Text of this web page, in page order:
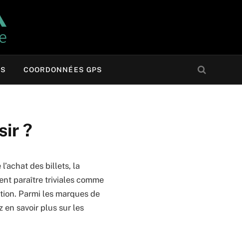
COORDONNÉES GPS
?
des billets, la
paraître triviales comme
Parmi les marques de
en savoir plus sur les